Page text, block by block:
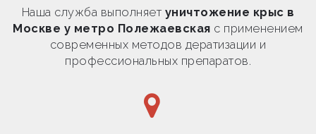
Наша служба выполняет уничтожение крыс в
Москве у метро Полежаевская с применением
современных методов дератизации и
профессиональных препаратов.